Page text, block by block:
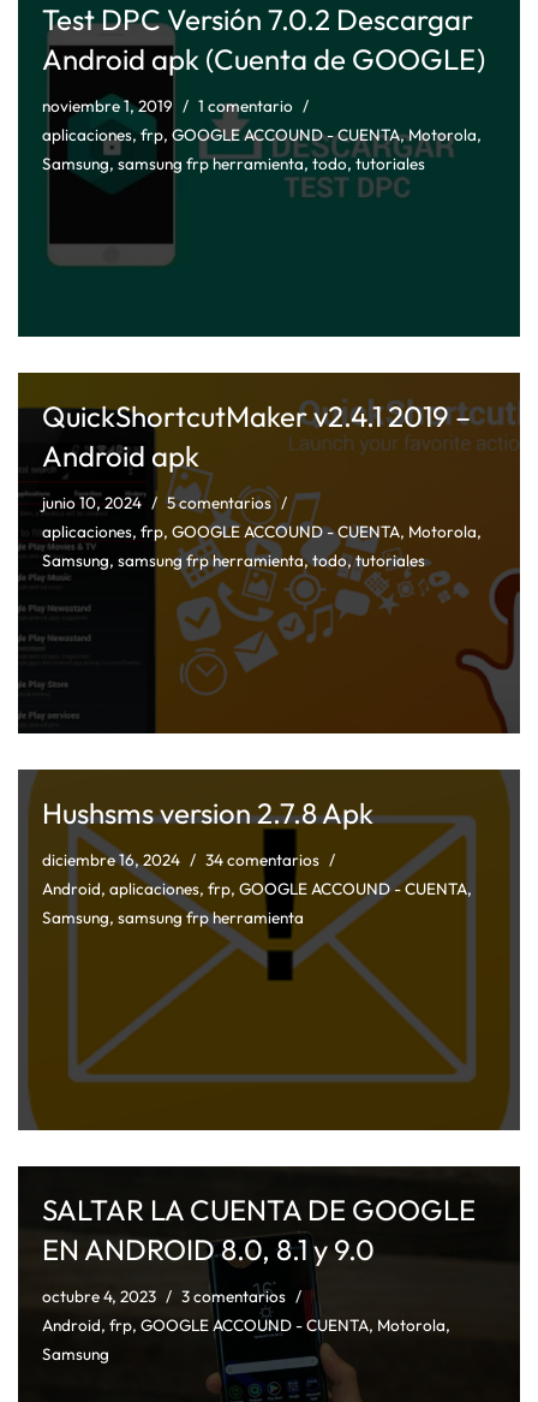
Test DPC Versión 7.0.2 Descargar
Android apk (Cuenta de GOOGLE)
noviembre 1, 2019
1 comentario
aplicaciones, frp, GOOGLE ACCOUND - CUENTA,Motorola,
Samsung, samsung frp herramienta,todo,tutoriales
QuickShortcutMaker v2.4.1 2019 –
Android apk
junio 10, 2024
5 comentarios
aplicaciones, frp, GOOGLE ACCOUND - CUENTA, Motorola,
Samsung, samsung frp herramienta,todo,tutoriales
Hushsms version 2.7.8 Apk
diciembre 16, 2024
34 comentarios
Android, aplicaciones, frp, GOOGLE ACCOUND - CUENTA,
Samsung, samsung frp herramienta
SALTAR LA CUENTA DE GOOGLE
EN ANDROID 8.0, 8.1 y 9.0
octubre 4, 2023
3 comentarios
Android, frp, GOOGLE ACCOUND - CUENTA, Motorola,
Samsung